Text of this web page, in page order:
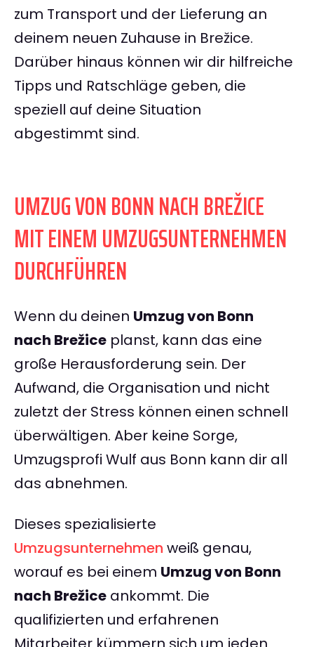
zum Transport und der Lieferung an
deinem neuen Zuhause in Brežice.
Darüber hinaus können wir dir hilfreiche
Tipps und Ratschläge geben, die
speziell auf deine Situation
abgestimmt sind.
UMZUG VON BONN NACH BREŽICE
MIT EINEM UMZUGSUNTERNEHMEN
DURCHFÜHREN
Wenn du deinen Umzug von Bonn
nach Brežice planst, kann das eine
große Herausforderung sein. Der
Aufwand, die Organisation und nicht
zuletzt der Stress können einen schnell
überwältigen. Aber keine Sorge,
Umzugsprofi Wulf aus Bonn kann dir all
das abnehmen.
Dieses spezialisierte
Umzugsunternehmen weiß genau,
worauf es bei einem Umzug von Bonn
nach Brežice ankommt. Die
qualifizierten und erfahrenen